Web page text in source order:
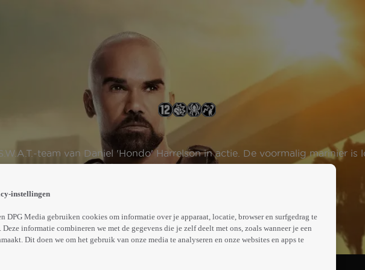
team van Daniel 'Hondo' Harrelson in actie. De voormalig marinier is
om levens te redden en misdaden op te lossen.
Trailer
Meer
info
instellingen
DPG Media gebruiken cookies om informatie over je apparaat, locatie, browser en surfgedrag te
Deze informatie combineren we met de gegevens die je zelf deelt met ons, zoals wanneer je een
Dit doen we om het gebruik van onze media te analyseren en onze websites en apps te